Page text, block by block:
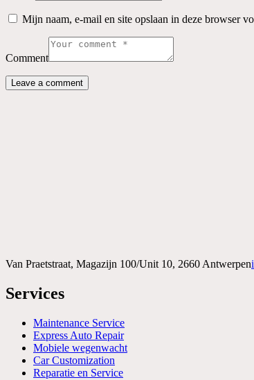
Mijn naam, e-mail en site opslaan in deze browser
Comment
Van Praetstraat, Magazijn 100/Unit 10, 2660 Antwerpen
Services
Maintenance Service
Express Auto Repair
Mobiele wegenwacht
Car Customization
Reparatie en Service